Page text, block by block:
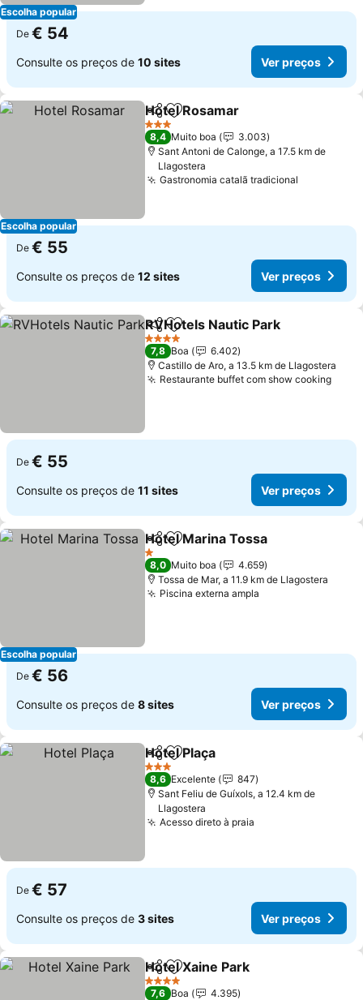
Escolha popular
De € 54
Consulte os preços de 10 sites Ver preços
Escolha popular
PartilharAdicionar aos favoritos
Hotel Rosamar
3 Estrelas
8,4 Muito boa
3.003
Sant Antoni de Calonge, a 17.5 km de
Llagostera
Gastronomia catalã tradicional
De € 55
Consulte os preços de 12 sites Ver preços
PartilharAdicionar aos favoritos
RVHotels Nautic Park
4 Estrelas
7,8 Boa
6.402
Castillo de Aro, a 13.5 km de Llagostera
Restaurante buffet com show cookingVer
De € 55
Consulte os preços de 11 sites Ver preços
Escolha popular
PartilharAdicionar aos favoritos
Hotel Marina Tossa
1 Estrelas
8,0 Muito boa
4.659
Tossa de Mar, a 11.9 km de Llagostera
Piscina externa ampla
De € 56
Consulte os preços de 8 sites Ver preços
PartilharAdicionar aos favoritos
Hotel Plaça
3 Estrelas
8,6 Excelente
847
Sant Feliu de Guíxols, a 12.4 km de
Llagostera
Acesso direto à praia
De € 57
Consulte os preços de 3 sites Ver preços
PartilharAdicionar aos favoritos
Hotel Xaine Park
4 Estrelas
7,6 Boa
4.395